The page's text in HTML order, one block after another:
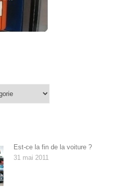
Est-ce la fin de la voiture ?
31 mai 2011